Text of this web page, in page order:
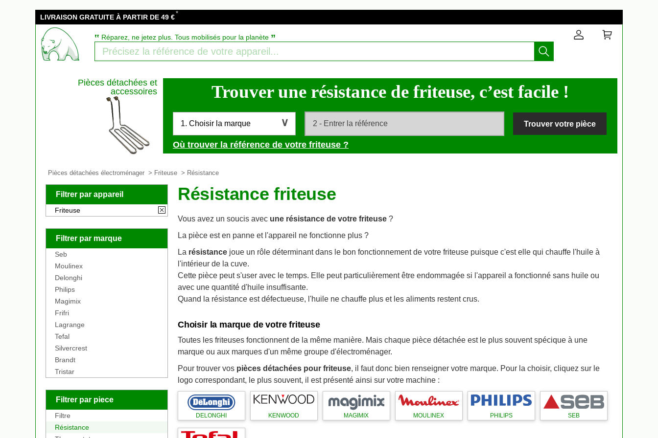
LIVRAISON GRATUITE À PARTIR DE 49 €*
‟ Réparez, ne jetez plus. Tous mobilisés pour la planète ”
Pièces détachées et
accessoires
Trouver une résistance de friteuse, c’est facile !
1. Choisir la marque Trouver votre pièce
Où trouver la référence de votre friteuse ?
Pièces détachées électroménager > Friteuse > Résistance
Filtrer par appareil
Friteuse
Filtrer par marque
Seb
Moulinex
Delonghi
Philips
Magimix
Frifri
Lagrange
Tefal
Silvercrest
Brandt
Tristar
Filtrer par piece
Filtre
Résistance
Résistance friteuse
Vous avez un soucis avec une résistance de votre friteuse ?
La pièce est en panne et l'appareil ne fonctionne plus ?
La résistance joue un rôle déterminant dans le bon fonctionnement de votre friteuse puisque c'est elle qui chauffe l'huile à
l'intérieur de la cuve.
Cette pièce peut s'user avec le temps. Elle peut particulièrement être endommagée si l'appareil a fonctionné sans huile ou
avec une quantité d'huile insuffisante.
Quand la résistance est défectueuse, l'huile ne chauffe plus et les aliments restent crus.
Choisir la marque de votre friteuse
Toutes les friteuses fonctionnent de la même manière. Mais chaque pièce détachée est le plus souvent spécique à une
marque ou aux marques d'un même groupe d'électroménager.
Pour trouver vos pièces détachées pour friteuse, il faut donc bien renseigner votre marque. Pour la choisir, cliquez sur le
logo correspondant, le plus souvent, il est présenté ainsi sur votre machine :
DELONGHI KENWOOD MAGIMIX MOULINEX PHILIPS SEB